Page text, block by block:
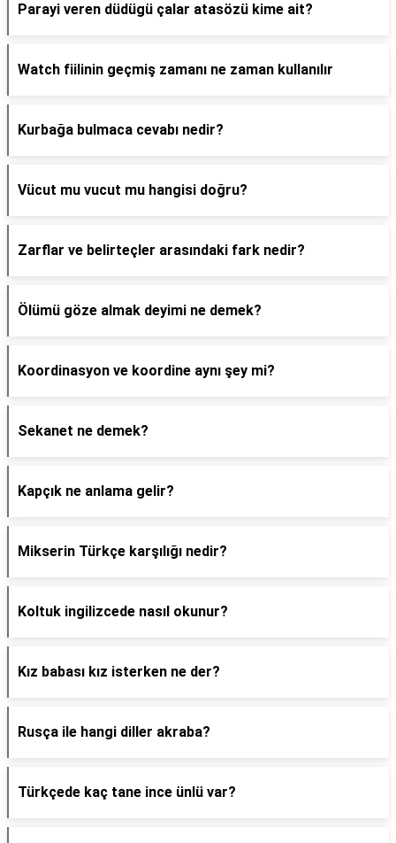
Parayi veren düdügü çalar atasözü kime ait?
Watch fiilinin geçmiş zamanı ne zaman kullanılır
Kurbağa bulmaca cevabı nedir?
Vücut mu vucut mu hangisi doğru?
Zarflar ve belirteçler arasındaki fark nedir?
Ölümü göze almak deyimi ne demek?
Koordinasyon ve koordine aynı şey mi?
Sekanet ne demek?
Kapçık ne anlama gelir?
Mikserin Türkçe karşılığı nedir?
Koltuk ingilizcede nasıl okunur?
Kız babası kız isterken ne der?
Rusça ile hangi diller akraba?
Türkçede kaç tane ince ünlü var?